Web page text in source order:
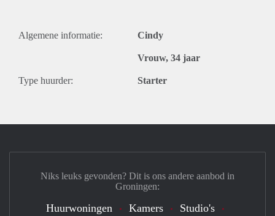
Algemene informatie: Cindy
Vrouw, 34 jaar
Type huurder: Starter
Niks leuks gevonden? Dit is ons andere aanbod in
Groningen:
Huurwoningen Kamers
Studio's